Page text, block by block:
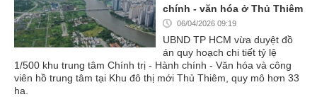
chính - văn hóa ở Thủ Thiêm
06/04/2026 09:19
UBND TP HCM vừa duyệt đồ
án quy hoạch chi tiết tỷ lệ
1/500 khu trung tâm Chính trị - Hành chính - Văn hóa và công
viên hồ trung tâm tại Khu đô thị mới Thủ Thiêm, quy mô hơn 33
ha.